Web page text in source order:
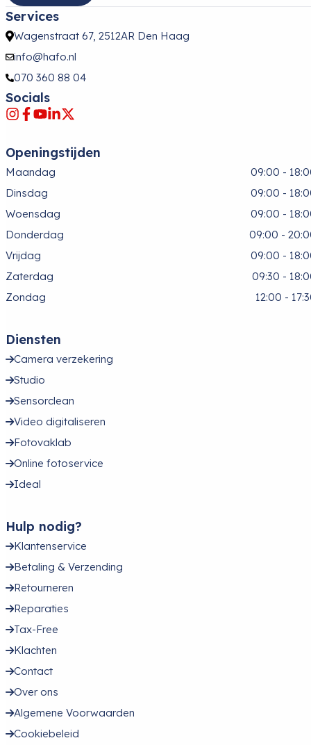
Services
Wagenstraat 67, 2512AR Den Haag
info@hafo.nl
070 360 88 04
Socials
Openingstijden
Maandag
09:00 -
Dinsdag
09:00 -
Woensdag
09:00 -
Donderdag
09:00 -
Vrijdag
09:00 -
Zaterdag
09:30 -
Zondag
12:00 -
Diensten
Camera verzekering
Studio
Sensorclean
Video digitaliseren
Fotovaklab
Online fotoservice
Ideal
Hulp nodig?
Klantenservice
Betaling & Verzending
Retourneren
Reparaties
Tax-Free
Klachten
Contact
Over ons
Algemene Voorwaarden
Cookiebeleid